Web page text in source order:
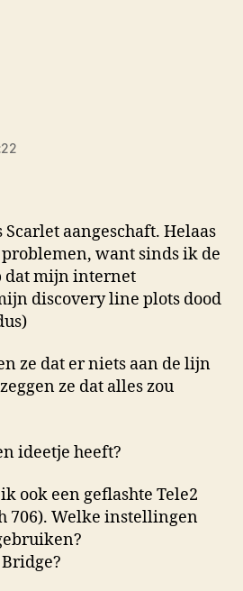
aangeschaft. Helaas
want sinds ik de
dat mijn internet
discovery line plots dood
ze dat er niets aan de lijn
ze dat alles zou
ideetje heeft?
ook een geflashte Tele2
706). Welke instellingen
Bridge?